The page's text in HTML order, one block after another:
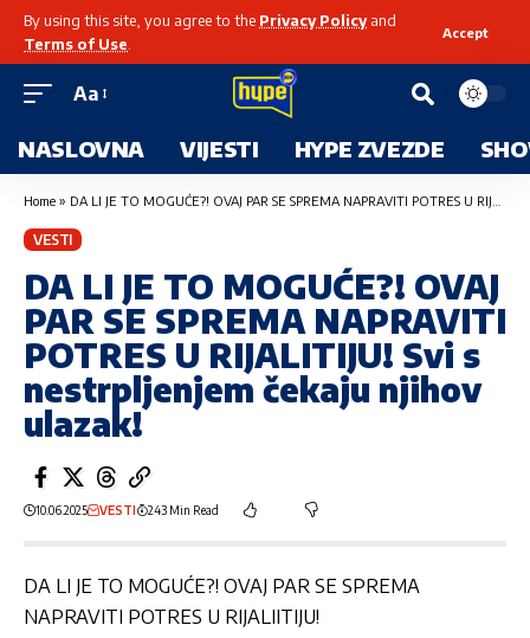
By using this site, you agree to the Privacy Policyand
Terms of Use
Accept
Aa
NASLOVNA VIJESTI HYPE ZVEZDE
Home » DA LI JE TO MOGUĆE?! OVAJ PAR SE SPREMA NAPRAVITI POTRES U RIJALITIJU! Svi s nestrpljenjem čekaju njihov ulazak!
VESTI
DA LI JE TO MOGUĆE?! OVAJ
PAR SE SPREMA NAPRAVITI
POTRES U RIJALITIJU! Svi s
nestrpljenjem čekaju njihov
ulazak!
10.06.2025 VESTI 243 Min Read
DA LI JE TO MOGUĆE?! OVAJ PAR SE SPREMA
NAPRAVITI POTRES U RIJALIITIJU!